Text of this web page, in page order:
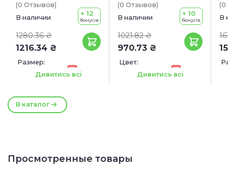
В каталог
(0 Отзывов)
В наличии
1280.36 ₴
1216.34 ₴
+ 12
бонусів
Размер:
-5%
24.5 х 31.5 х 3.5 см
Дивитись всі
(0 Отзывов)
В наличии
1021.82 ₴
970.73 ₴
+ 10
бонусів
Цвет:
-5%
Люминисцтентный
-5%
Дивитись всі
(0
В
Просмотренные товары